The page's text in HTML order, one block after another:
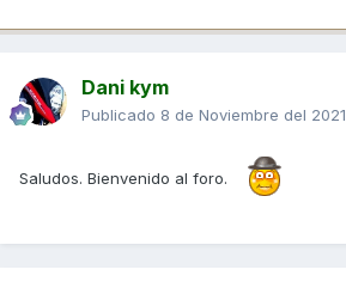
Dani kym
Publicado 8 de Noviembre del 2021
Saludos. Bienvenido al foro.